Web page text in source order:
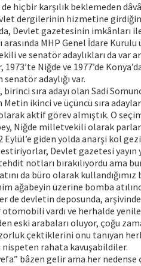
hiçbir karşılık beklemeden
dergilerinin hizmetine
Devlet gazetesinin imkânları ile
arasında MHP Genel İdare
ve senatör adaylıkları da var
1973’te Niğde ve 1977’de
senatör adaylığı var.
sıra adayı olan Sadi
ikinci ve üçüncü sıra
aktif görev almıştık. O
Niğde milletvekili olarak
Eylül’e giden yolda anarşi kol
Devlet gazetesi yayın
notları bırakılıyordu ama
da büro olarak
ağabeyin üzerine bomba
de devletin deposunda,
vardı ve herhalde
eski arabaları oluyor, çoğu
çektiklerini onu tanıyan
nispeten rahata kavuşabildiler.
bâzen gelir ama her